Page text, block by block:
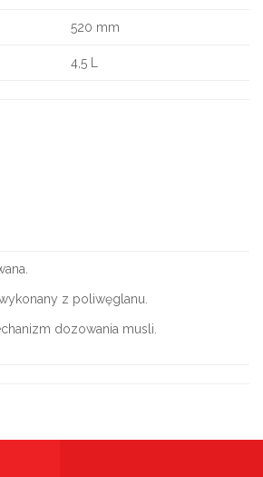
520 mm
4,5 L
z poliwęglanu.
dozowania musli.